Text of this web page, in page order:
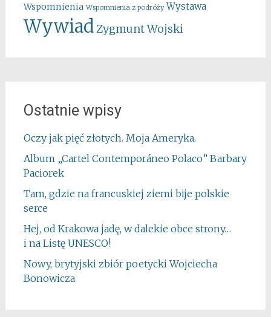
Wspomnienia Wspomnienia z podróży Wystawa
WywiadZygmunt Wojski
Ostatnie wpisy
Oczy jak pięć złotych. Moja Ameryka.
Album „Cartel Contemporáneo Polaco” Barbary
Paciorek
Tam, gdzie na francuskiej ziemi bije polskie
serce
Hej, od Krakowa jadę, w dalekie obce strony…
i na Listę UNESCO!
Nowy, brytyjski zbiór poetycki Wojciecha
Bonowicza